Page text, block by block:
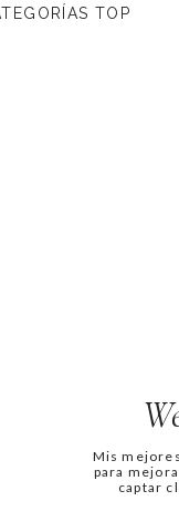
TOP
Mis
para
captar